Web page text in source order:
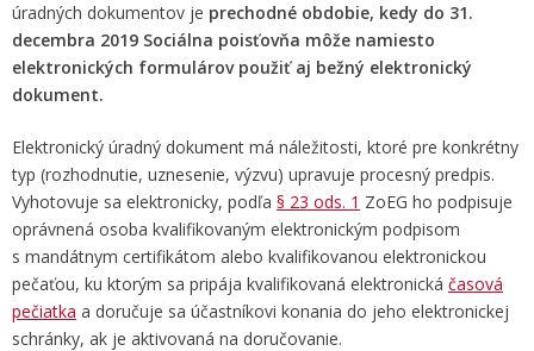
úradných dokumentov je prechodné obdobie, kedy do 31.
decembra 2019 Sociálna poisťovňa môže namiesto
elektronických formulárov použiť aj bežný elektronický
dokument.
Elektronický úradný dokument má náležitosti, ktoré pre konkrétny
typ (rozhodnutie, uznesenie, výzvu) upravuje procesný predpis.
Vyhotovuje sa elektronicky, podľa § 23 ods. 1 ZoEG ho podpisuje
oprávnená osoba kvalifikovaným elektronickým podpisom
s mandátnym certifikátom alebo kvalifikovanou elektronickou
pečaťou, ku ktorým sa pripája kvalifikovaná elektronická časová
pečiatka a doručuje sa účastníkovi konania do jeho elektronickej
schránky, ak je aktivovaná na doručovanie.